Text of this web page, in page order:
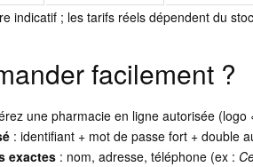
indicatif ; les tarifs réels dépendent du
facilement ?
une pharmacie en ligne autorisée
: identifiant + mot de passe fort + double
exactes : nom, adresse, téléphone (ex :